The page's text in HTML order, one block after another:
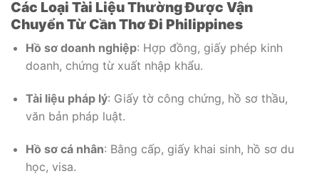
Các Loại Tài Liệu Thường Được Vận
Chuyển Từ Cần Thơ Đi Philippines
Hồ sơ doanh nghiệp: Hợp đồng, giấy phép kinh
doanh, chứng từ xuất nhập khẩu.
Tài liệu pháp lý: Giấy tờ công chứng, hồ sơ thầu,
văn bản pháp luật.
Hồ sơ cá nhân: Bằng cấp, giấy khai sinh, hồ sơ du
học, visa.